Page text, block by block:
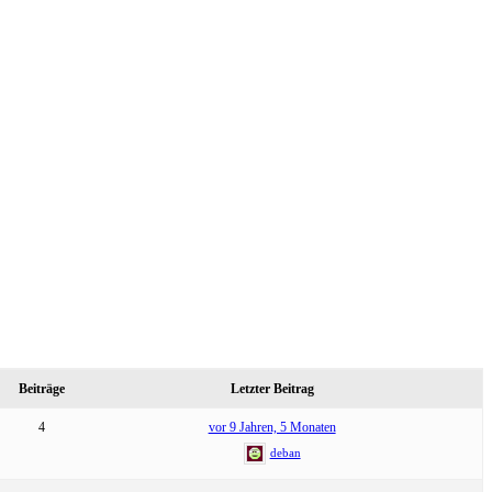
Beiträge Letzter Beitrag
4 vor 9 Jahren, 5 Monaten
deban